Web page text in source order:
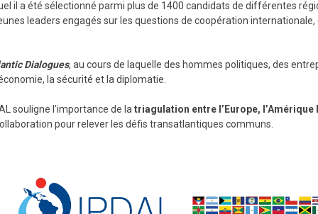
il a été sélectionné parmi plus de 1400 candidats de différentes
leaders engagés sur les questions de coopération
Dialogues, au cours de laquelle des hommes politiques, des
la sécurité et la diplomatie.
souligne l’importance de la triagulation entre l’Europe,
pour relever les défis transatlantiques communs.